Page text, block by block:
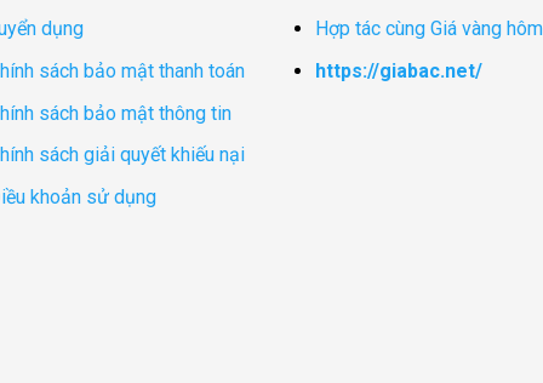
dụng
sách bảo mật thanh toán
sách bảo mật thông tin
sách giải quyết khiếu nại
khoản sử dụng
Hợp tác cùng Giá vàng
https://giabac.net/